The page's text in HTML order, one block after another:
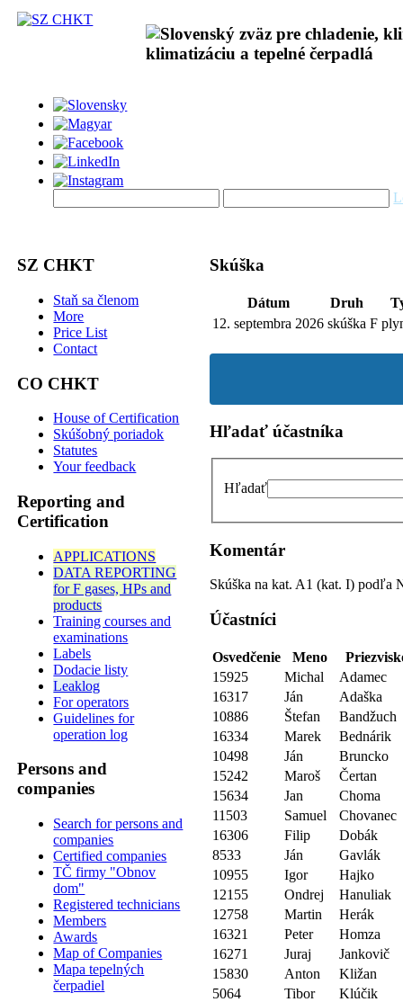
SZ CHKT
Staň sa členom
More
Price List
Contact
CO CHKT
House of Certification
Skúšobný poriadok
Statutes
Your feedback
Reporting and
Certification
APPLICATIONS
DATA REPORTING
for F gases, HPs and
products
Training courses and
examinations
Labels
Dodacie listy
Leaklog
For operators
Guidelines for
operation log
Persons and
companies
Search for persons and
companies
Certified companies
TČ firmy "Obnov
dom"
Registered technicians
Members
Awards
Map of Companies
Mapa tepelných
čerpadiel
Skúška
Dátum Druh
12. septembra 2026 skúška F
Hľadať účastníka
Hľadať
Komentár
Skúška na kat. A1 (kat. I) podľa
Účastníci
Osvedčenie Meno
15925
Michal
Adamec
16317
Ján
Adaška
10886
Štefan
Bandžuch
16334
Marek
Bednárik
10498
Ján
Bruncko
15242
Maroš
Čertan
15634
Jan
Choma
11503
Samuel
Chovanec
16306
Filip
Dobák
8533
Ján
Gavlák
10955
Igor
Hajko
12155
Ondrej
Hanuliak
12758
Martin
Herák
16321
Peter
Homza
16271
Juraj
Jankovič
15830
Anton
Kližan
5064
Tibor
Klúčik